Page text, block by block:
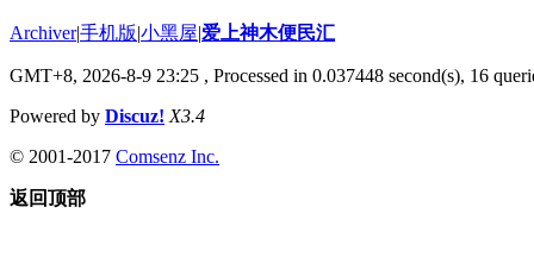
Archiver|手机版|小黑屋|爱上神木便民汇
GMT+8, 2026-8-9 23:25 , Processed in 0.037448 second(s), 16
Powered by Discuz! X3.4
© 2001-2017 Comsenz Inc.
返回顶部